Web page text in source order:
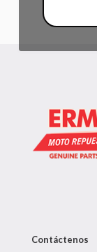
Contáctenos